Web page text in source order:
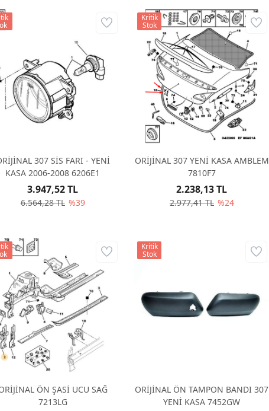
307 SİS FARI - YENİ
KASA 2006-2008 6206E1
6.564,28 TL %39
3.947,52 TL
ORİJİNAL 307 YENİ KASA AMBLEM
7810F7
2.977,41 TL %24
2.238,13 TL
Kritik
Stok
ÖN ŞASİ UCU SAĞ
7213LG
ORİJİNAL ÖN TAMPON BANDI 307
YENİ KASA 7452GW
Kritik
Stok